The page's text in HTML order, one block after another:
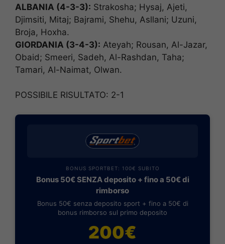
ALBANIA (4-3-3): Strakosha; Hysaj, Ajeti,
Djimsiti, Mitaj; Bajrami, Shehu, Asllani; Uzuni,
Broja, Hoxha.
GIORDANIA (3-4-3): Ateyah; Rousan, Al-Jazar,
Obaid; Smeeri, Sadeh, Al-Rashdan, Taha;
Tamari, Al-Naimat, Olwan.
POSSIBILE RISULTATO: 2-1
BONUS SPORTBET: 100€ SUBITO
Bonus 50€ SENZA deposito + fino a 50€ di
rimborso
Bonus 50€ senza deposito sport + fino a 50€ di
bonus rimborso sul primo deposito
200€